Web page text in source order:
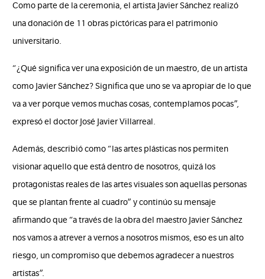
Como parte de la ceremonia, el artista Javier Sánchez realizó
una donación de 11 obras pictóricas para el patrimonio
universitario.
“¿Qué significa ver una exposición de un maestro, de un artista
como Javier Sánchez? Significa que uno se va apropiar de lo que
va a ver porque vemos muchas cosas, contemplamos pocas”,
expresó el doctor José Javier Villarreal.
Además, describió como “las artes plásticas nos permiten
visionar aquello que está dentro de nosotros, quizá los
protagonistas reales de las artes visuales son aquellas personas
que se plantan frente al cuadro” y continúo su mensaje
afirmando que “a través de la obra del maestro Javier Sánchez
nos vamos a atrever a vernos a nosotros mismos, eso es un alto
riesgo, un compromiso que debemos agradecer a nuestros
artistas”.